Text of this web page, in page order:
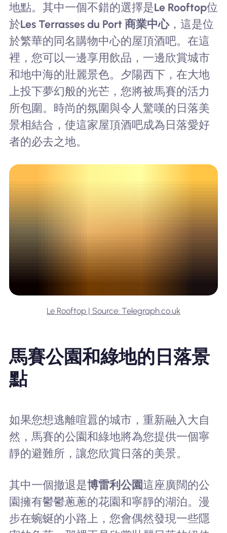
地點。其中一個不錯的選擇是Le Rooftop位
於Les Terrasses du Port 商業中心，這是位
於繁華的同名購物中心的屋頂酒吧。在這
裡，您可以一邊享用飲品，一邊欣賞城市
和地中海的壯麗景色。夕陽西下，在大地
上投下夢幻般的光芒，您將被馬賽的活力
所包圍。時尚的氛圍與令人驚嘆的日落美
景相結合，使這家屋頂酒吧成為日落愛好
者的必去之地。
Le Rooftop | Source: Telegraph.co.uk
馬賽公園和綠地的日落景
點
如果您想逃離喧囂的城市，重新融入大自
然，馬賽的公園和綠地將為您提供一個寧
靜的避難所，讓您欣賞日落的美景。
其中一個撤退是博雷利公園這座廣闊的公
園擁有鬱鬱蔥蔥的花園和寧靜的湖泊。漫
步在蜿蜒的小路上，您會偶然發現一些隱